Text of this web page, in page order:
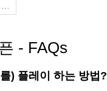
- FAQs
) 플레이 하는 방법?